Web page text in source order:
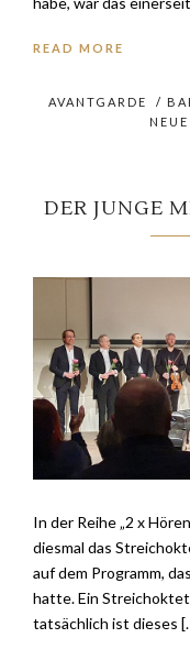
READ MORE
AVANTGARDE /
DER JUNGE
In der Reihe „2 x
diesmal das
auf dem Programm,
hatte. Ein
tatsächlich ist dieses